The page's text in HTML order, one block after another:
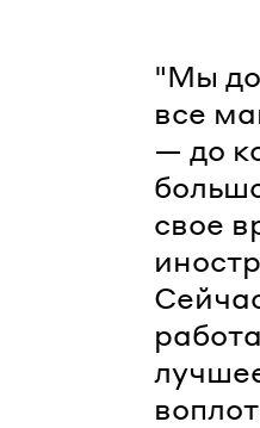
"Мы
все
— до
свое